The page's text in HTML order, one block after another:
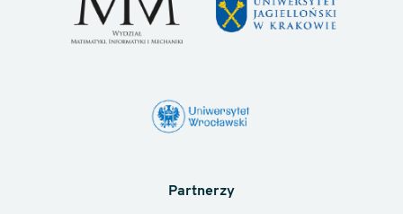
Partnerzy